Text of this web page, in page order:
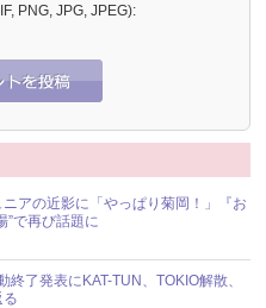
PNG, JPG, JPEG):
アの近影に「やっぱり菊岡！」『お
”で再び話題に
終了発表にKAT-TUN、TOKIO解散、